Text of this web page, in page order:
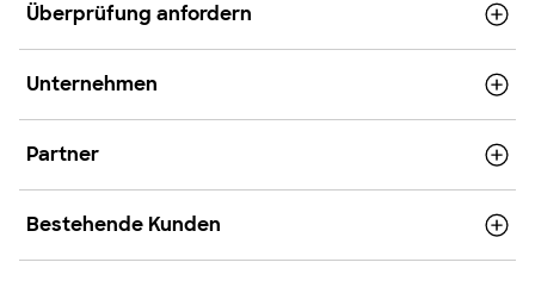
Überprüfung anfordern
Unternehmen
Partner
Bestehende Kunden